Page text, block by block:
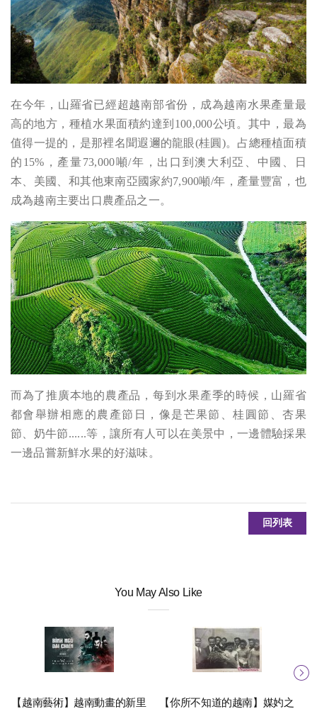
在今年，山羅省已經超越南部省份，成為越南水果產量最
高的地方，種植水果面積約達到100,000公頃。其中，最為
值得一提的，是那裡名聞遐邇的龍眼(桂圓)。占總種植面積
的15%，產量73,000噸/年，出口到澳大利亞、中國、日
本、美國、和其他東南亞國家約7,900噸/年，產量豐富，也
成為越南主要出口農產品之一。
而為了推廣本地的農產品，每到水果產季的時候，山羅省
都會舉辦相應的農產節日，像是芒果節、桂圓節、杏果
節、奶牛節......等，讓所有人可以在美景中，一邊體驗採果
一邊品嘗新鮮水果的好滋味。
回列表
You May Also Like
【越南藝術】越南動畫的新里
【你所不知道的越南】媒妁之